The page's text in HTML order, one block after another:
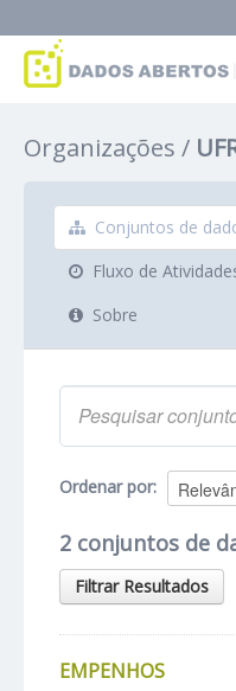
Grupos
Sobre
Organizações
Conjuntos de
Fluxo de
Sobre
Ordenar por
2 conjuntos de
Filtrar Resultados
EMPENHOS